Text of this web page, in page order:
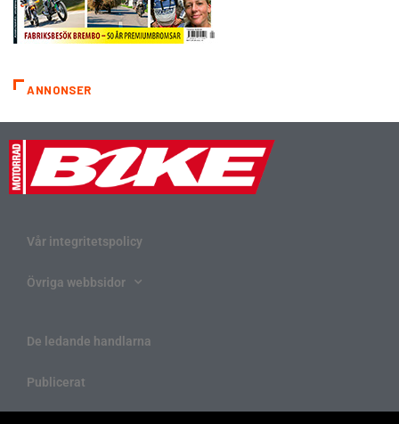
ANNONSER
Vår integritetspolicy
Övriga webbsidor
De ledande handlarna
Publicerat